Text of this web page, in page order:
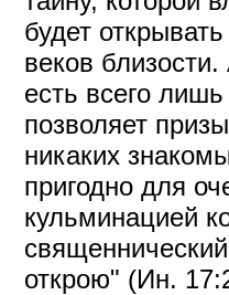
будет
веков
есть всего
позволяет
никаких
пригодно для
кульминацией
открою" (Ин.